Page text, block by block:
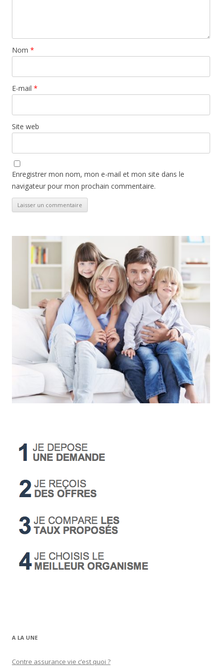
Nom *
E-mail *
Site web
Enregistrer mon nom, mon e-mail et mon site dans le
navigateur pour mon prochain commentaire.
A LA UNE
Contre assurance vie c’est quoi ?